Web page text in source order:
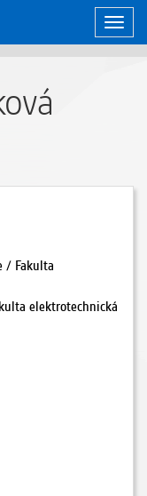
/ Fakulta
elektrotechnická